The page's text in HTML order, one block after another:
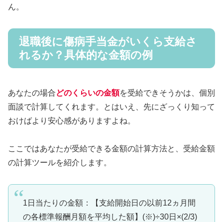
ん。
退職後に傷病手当金がいくら支給さ
れるか？具体的な金額の例
あなたの場合どのくらいの金額を受給できそうかは、個別
面談で計算してくれます。とはいえ、先にざっくり知って
おけばより安心感がありますよね。
ここではあなたが受給できる金額の計算方法と、受給金額
の計算ツールを紹介します。
1日当たりの金額：【支給開始日の以前12ヵ月間
の各標準報酬月額を平均した額】(※)÷30日×(2/3)